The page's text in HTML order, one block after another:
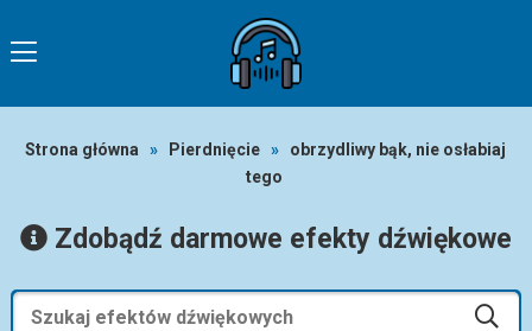
Strona główna » Pierdnięcie »
obrzydliwy bąk, nie osłabiaj
tego
Zdobądź darmowe efekty dźwiękowe